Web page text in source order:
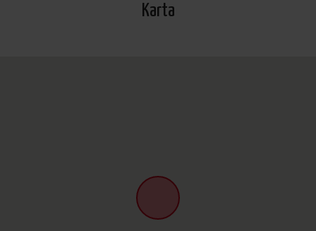
Karta